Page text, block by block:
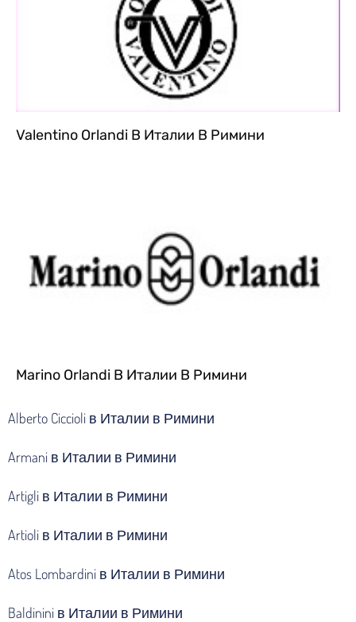
Valentino Orlandi В Италии В Римини
Marino Orlandi В Италии В Римини
Alberto Ciccioli в Италии в Римини
Armani в Италии в Римини
Artigli в Италии в Римини
Artioli в Италии в Римини
Atos Lombardini в Италии в Римини
Baldinini в Италии в Римини